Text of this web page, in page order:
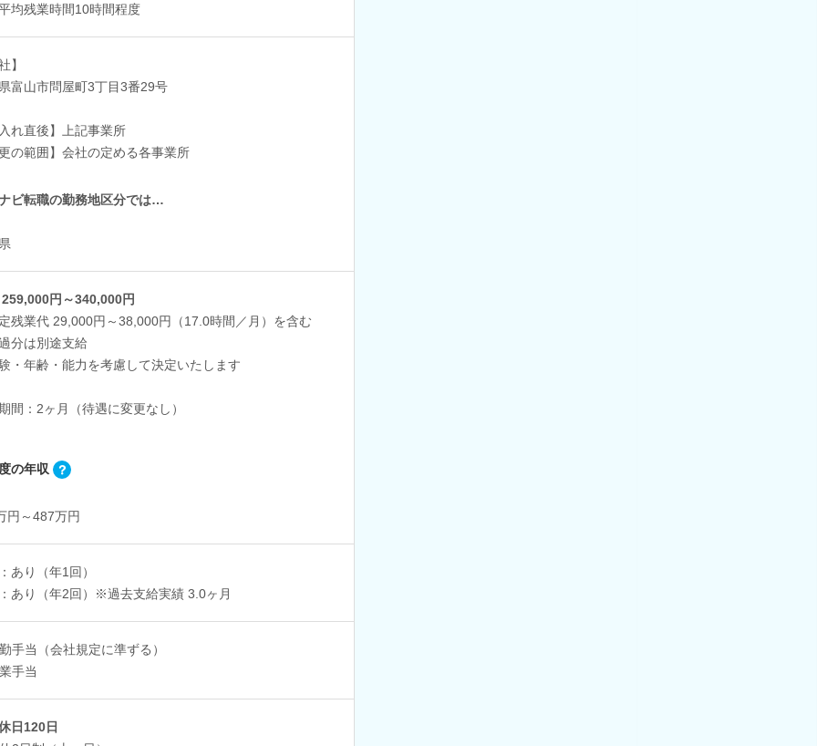
均残業時間10時間程度
】
富山市問屋町3丁目3番29号
れ直後】上記事業所
の範囲】会社の定める各事業所
ビ転職の勤務地区分では…
円～340,000円
残業代 29,000円～38,000円（17.0時間／月）を含む
は別途支給
・年齢・能力を考慮して決定いたします
間：2ヶ月（待遇に変更なし）
の年収
円～487万円
あり（年1回）
あり（年2回）※過去支給実績 3.0ヶ月
手当（会社規定に準ずる）
手当
日120日